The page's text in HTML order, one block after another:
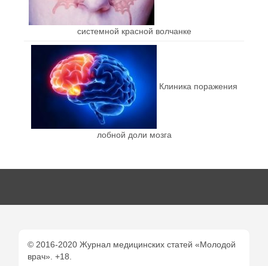
системной красной волчанке
Клиника поражения
лобной доли мозга
© 2016-2020 Журнал медицинских статей «Молодой
врач». +18.